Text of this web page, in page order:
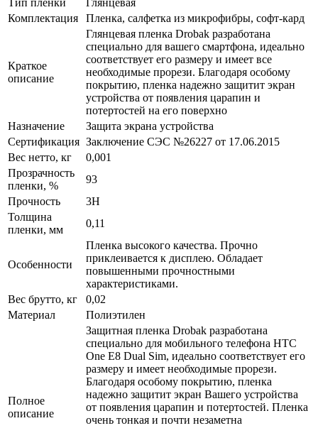
Комплектация
Пленка, салфетка из микрофибры, софт-кард
Краткое
описание
Глянцевая пленка Drobak разработана
специально для вашего смартфона, идеально
соответствует его размеру и имеет все
необходимые прорези. Благодаря особому
покрытию, пленка надежно защитит экран
устройства от появления царапин и
потертостей на его поверхно
Назначение
Защита экрана устройства
Сертификация Заключение СЭС №26227 от 17.06.2015
Вес нетто, кг
0,001
Прозрачность
пленки, %
93
Прочность
3H
Толщина
пленки, мм
0,11
Особенности
Пленка высокого качества. Прочно
приклеивается к дисплею. Обладает
повышенными прочностными
характеристиками.
Вес брутто, кг
0,02
Материал
Полиэтилен
Полное
описание
Защитная пленка Drobak разработана
специально для мобильного телефона HTC
One E8 Dual Sim, идеально соответствует его
размеру и имеет необходимые прорези.
Благодаря особому покрытию, пленка
надежно защитит экран Вашего устройства
от появления царапин и потертостей. Пленка
очень тонкая и почти незаметна